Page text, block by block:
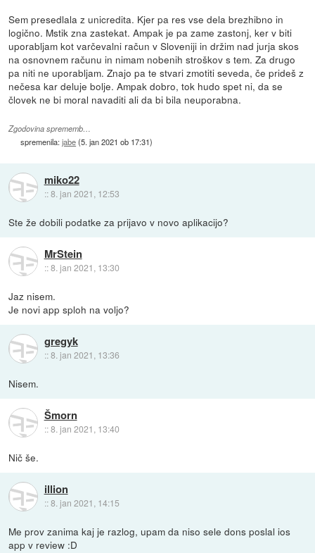
Sem presedlala z unicredita. Kjer pa res vse dela brezhibno in
logično. Mstik zna zastekat. Ampak je pa zame zastonj, ker v biti
uporabljam kot varčevalni račun v Sloveniji in držim nad jurja skos
na osnovnem računu in nimam nobenih stroškov s tem. Za drugo
pa niti ne uporabljam. Znajo pa te stvari zmotiti seveda, če prideš z
nečesa kar deluje bolje. Ampak dobro, tok hudo spet ni, da se
človek ne bi moral navaditi ali da bi bila neuporabna.
Zgodovina sprememb…
spremenila:jabe(5. jan 2021 ob 17:31)
miko22
::8. jan 2021, 12:53
Ste že dobili podatke za prijavo v novo aplikacijo?
MrStein
::8. jan 2021, 13:30
Jaz nisem.
Je novi app sploh na voljo?
gregyk
::8. jan 2021, 13:36
Nisem.
Šmorn
::8. jan 2021, 13:40
Nič še.
illion
::8. jan 2021, 14:15
Me prov zanima kaj je razlog, upam da niso sele dons poslal ios
app v review :D